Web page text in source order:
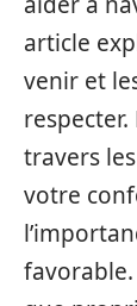
article
venir et
travers
votre